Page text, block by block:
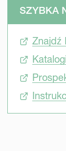
SZYBKA
Znajdź